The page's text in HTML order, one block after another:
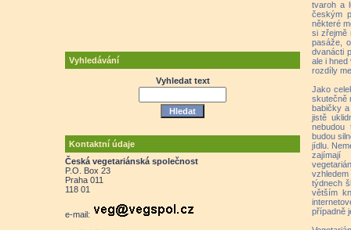
Vyhledávání
Vyhledat text
Kontaktní údaje
Česká vegetariánská společnost
P.O. Box 23
Praha 011
118 01
e-mail:
tvaroh a
českým
některé
si zřejmě
pasáže,
dvanácti
ale i
rozdíly
Jako
skutečně
babičky
jistě
nebudou
budou
jídlu.
týdnech
větším
případně